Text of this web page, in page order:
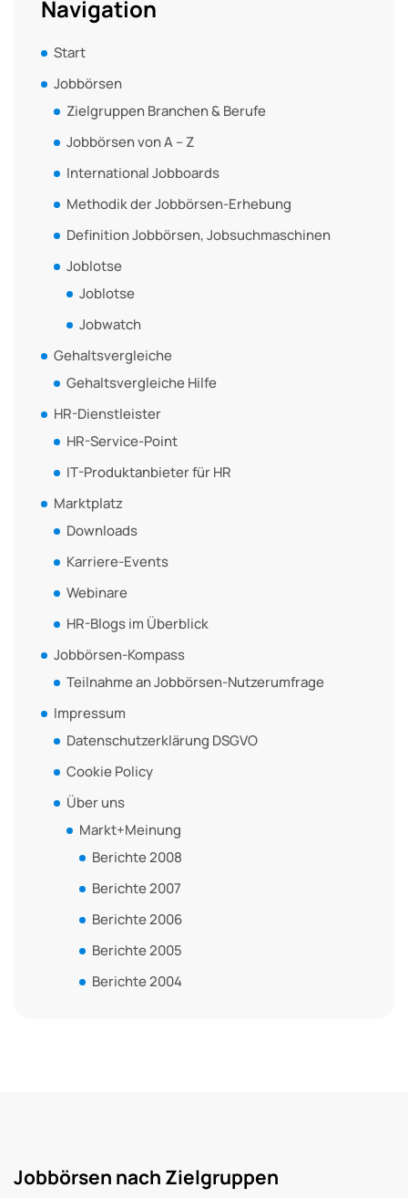
Navigation
Start
Jobbörsen
Zielgruppen Branchen & Berufe
Jobbörsen von A – Z
International Jobboards
Methodik der Jobbörsen-Erhebung
Definition Jobbörsen, Jobsuchmaschinen
Joblotse
Joblotse
Jobwatch
Gehaltsvergleiche
Gehaltsvergleiche Hilfe
HR-Dienstleister
HR-Service-Point
IT-Produktanbieter für HR
Marktplatz
Downloads
Karriere-Events
Webinare
HR-Blogs im Überblick
Jobbörsen-Kompass
Teilnahme an Jobbörsen-Nutzerumfrage
Impressum
Datenschutzerklärung DSGVO
Cookie Policy
Über uns
Markt+Meinung
Berichte 2008
Berichte 2007
Berichte 2006
Berichte 2005
Berichte 2004
Jobbörsen nach Zielgruppen